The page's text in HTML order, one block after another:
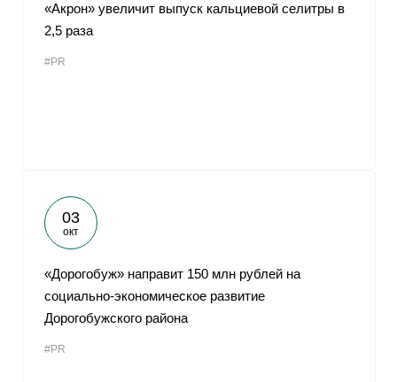
«Акрон» увеличит выпуск кальциевой селитры в
2,5 раза
#PR
03
окт
«Дорогобуж» направит 150 млн рублей на
социально-экономическое развитие
Дорогобужского района
#PR